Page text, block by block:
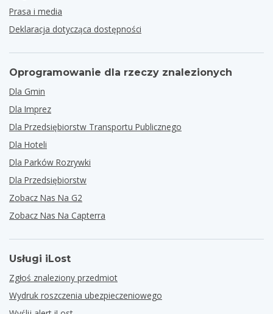
Prasa i media
Deklaracja dotycząca dostępności
Oprogramowanie dla rzeczy znalezionych
Dla Gmin
Dla Imprez
Dla Przedsiębiorstw Transportu Publicznego
Dla Hoteli
Dla Parków Rozrywki
Dla Przedsiębiorstw
Zobacz Nas Na G2
Zobacz Nas Na Capterra
Usługi iLost
Zgłoś znaleziony przedmiot
Wydruk roszczenia ubezpieczeniowego